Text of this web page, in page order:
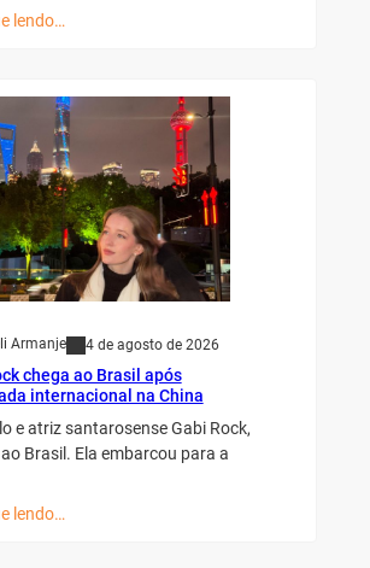
lendo…
Armanje 4 de agosto de 2026
chega ao Brasil após
internacional na China
e atriz santarosense Gabi Rock,
Brasil. Ela embarcou para a
lendo…